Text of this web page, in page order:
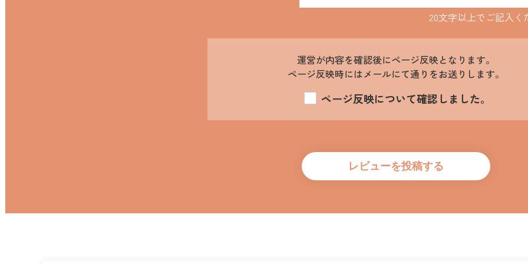
20文字以上でご記入く
運営が内容を確認後にページ反映となります。
ページ反映時にはメールにて通りをお送りします。
ページ反映について確認しました。